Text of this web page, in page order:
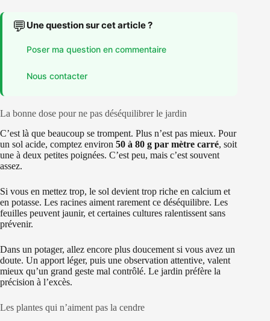
💬 Une question sur cet article ?
Poser ma question en commentaire
Nous contacter
La bonne dose pour ne pas déséquilibrer le jardin
C’est là que beaucoup se trompent. Plus n’est pas mieux. Pour
un sol acide, comptez environ 50 à 80 g par mètre carré, soit
une à deux petites poignées. C’est peu, mais c’est souvent
assez.
Si vous en mettez trop, le sol devient trop riche en calcium et
en potasse. Les racines aiment rarement ce déséquilibre. Les
feuilles peuvent jaunir, et certaines cultures ralentissent sans
prévenir.
Dans un potager, allez encore plus doucement si vous avez un
doute. Un apport léger, puis une observation attentive, valent
mieux qu’un grand geste mal contrôlé. Le jardin préfère la
précision à l’excès.
Les plantes qui n’aiment pas la cendre